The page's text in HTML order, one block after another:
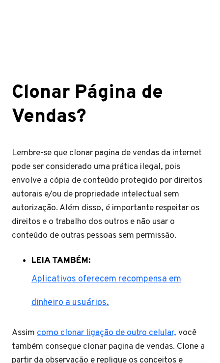
Clonar Página de
Vendas?
Lembre-se que clonar pagina de vendas da internet
pode ser considerado uma prática ilegal, pois
envolve a cópia de conteúdo protegido por direitos
autorais e/ou de propriedade intelectual sem
autorização. Além disso, é importante respeitar os
direitos e o trabalho dos outros e não usar o
conteúdo de outras pessoas sem permissão.
LEIA TAMBÉM:
Aplicativos oferecem recompensa em
dinheiro a usuários.
Assim como clonar ligação de outro celular, você
também consegue clonar pagina de vendas. Clone a
partir da observação e replique os conceitos e